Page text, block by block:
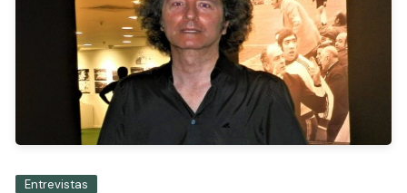
Entrevistas